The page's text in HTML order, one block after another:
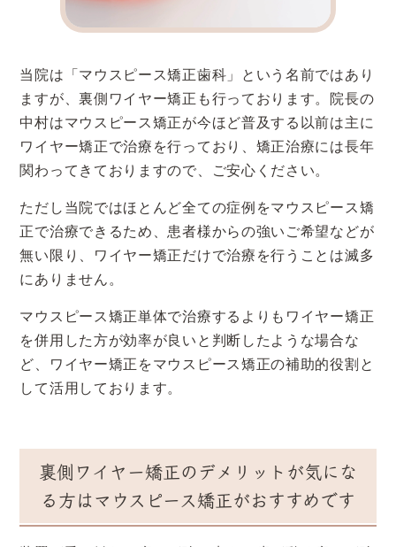
当院は「マウスピース矯正歯科」という名前ではあり
ますが、裏側ワイヤー矯正も行っております。院長の
中村はマウスピース矯正が今ほど普及する以前は主に
ワイヤー矯正で治療を行っており、矯正治療には長年
関わってきておりますので、ご安心ください。
ただし当院ではほとんど全ての症例をマウスピース矯
正で治療できるため、患者様からの強いご希望などが
無い限り、ワイヤー矯正だけで治療を行うことは滅多
にありません。
マウスピース矯正単体で治療するよりもワイヤー矯正
を併用した方が効率が良いと判断したような場合な
ど、ワイヤー矯正をマウスピース矯正の補助的役割と
して活用しております。
裏側ワイヤー矯正のデメリットが気にな
る方は マウスピース矯正がおすすめです